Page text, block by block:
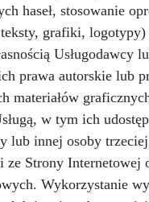
haseł, stosowanie
grafiki,
Usługodawcy
prawa autorskie lub
materiałów
w tym ich
lub innej osoby
ze Strony
Wykorzystanie